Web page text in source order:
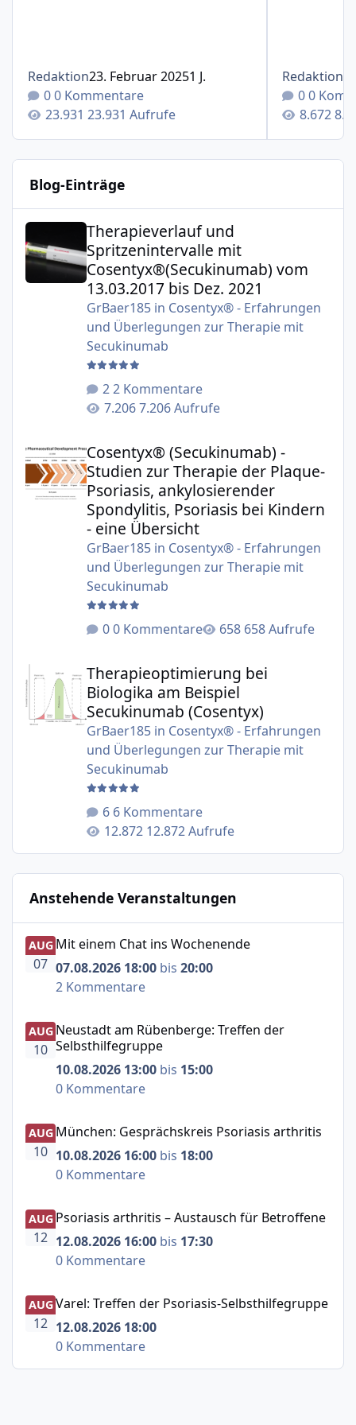
Redaktion23. Februar 20251 J.
0 Kommentare
23.931 Aufrufe
Redaktion
0
Blog-Einträge
Therapieverlauf und Spritzenintervalle mit
Therapieverlauf und
Spritzenintervalle mit
Cosentyx®(Secukinumab) vom
13.03.2017 bis Dez. 2021
GrBaer185in Cosentyx® - Erfahrungen
und Überlegungen zur Therapie mit
Secukinumab
2 Kommentare
7.206 Aufrufe
Cosentyx® (Secukinumab) -
Studien zur Therapie der Plaque-
Psoriasis, ankylosierender
Spondylitis, Psoriasis bei Kindern
- eine Übersicht
GrBaer185in Cosentyx® - Erfahrungen
und Überlegungen zur Therapie mit
Secukinumab
0 Kommentare
658 Aufrufe
Therapieoptimierung bei Biologika am Beispiel
Therapieoptimierung bei
Biologika am Beispiel
Secukinumab (Cosentyx)
GrBaer185in Cosentyx® - Erfahrungen
und Überlegungen zur Therapie mit
Secukinumab
6 Kommentare
12.872 Aufrufe
Anstehende Veranstaltungen
Mit einem Chat ins Wochenende
AUG
07
Mit einem Chat ins Wochenende
07.08.2026 18:00 bis 20:00
2 Kommentare
Neustadt am Rübenberge: Treffen der Selbsthilfegruppe
AUG
10
Neustadt am Rübenberge: Treffen der
Selbsthilfegruppe
10.08.2026 13:00 bis 15:00
0 Kommentare
München: Gesprächskreis Psoriasis arthritis
AUG
10
München: Gesprächskreis Psoriasis arthritis
10.08.2026 16:00 bis 18:00
0 Kommentare
Psoriasis arthritis – Austausch für Betroffene
AUG
12
Psoriasis arthritis – Austausch für Betroffene
12.08.2026 16:00 bis 17:30
0 Kommentare
Varel: Treffen der Psoriasis-Selbsthilfegruppe
AUG
12
Varel: Treffen der Psoriasis-Selbsthilfegruppe
12.08.2026 18:00
0 Kommentare